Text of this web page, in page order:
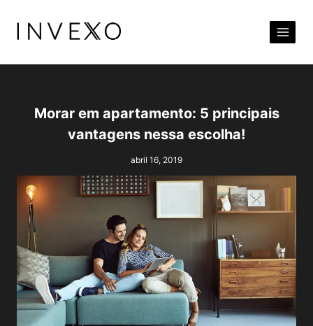
para
Conteúdo
Morar em apartamento: 5 principais
vantagens nessa escolha!
abril 16, 2019